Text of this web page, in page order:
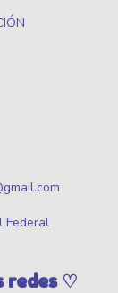
Federal
redes ♡